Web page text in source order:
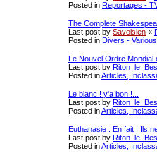
Posted in Reportages -
The Complete
Last post by Savoisien «
Posted in Divers - Various
Le Nouvel Ordre
Last post by
Posted inArticles,
Le blanc ! y'a bon !...
Last post by
Posted inArticles,
Euthanasie : En fait ! Ils
Last post by
Posted inArticles,